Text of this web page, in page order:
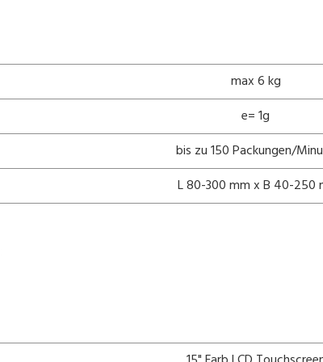
max 6 kg
e= 1g
bis zu 150 Packungen/
L 80-300 mm x B 40-250